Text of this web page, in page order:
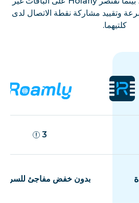
وتقييد مشاركة نقطة الاتصال لدى
كلتيهما.
3
بدون خفض مفاجئ